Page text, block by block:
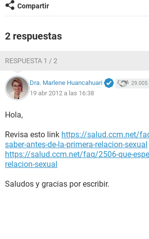
Compartir
2 respuestas
RESPUESTA 1 / 2
Dra. Marlene Huancahuari 29.005
19 abr 2012 a las 16:38
Hola,
Revisa esto link https://salud.ccm.net/
saber-antes-de-la-primera-relacion-sexual
https://salud.ccm.net/faq/2506-que-
relacion-sexual
Saludos y gracias por escribir.